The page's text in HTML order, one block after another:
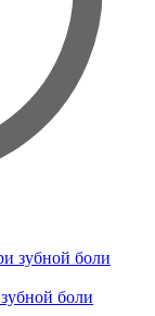
боли